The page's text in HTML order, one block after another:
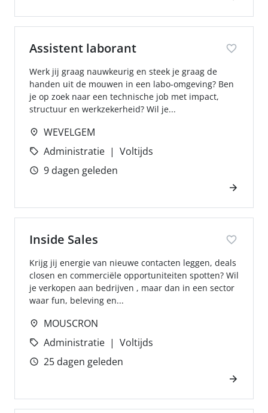
Assistent laborant
Werk jij graag nauwkeurig en steek je graag de
handen uit de mouwen in een labo-omgeving? Ben
je op zoek naar een technische job met impact,
structuur en werkzekerheid? Wil je...
WEVELGEM
Administratie
Voltijds
9 dagen geleden
Inside Sales
Krijg jij energie van nieuwe contacten leggen, deals
closen en commerciële opportuniteiten spotten? Wil
je verkopen aan bedrijven , maar dan in een sector
waar fun, beleving en...
MOUSCRON
Administratie
Voltijds
25 dagen geleden